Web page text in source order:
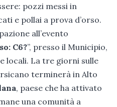
pozzi messi in
e pollai a prova d’orso.
all’evento
C6?”, presso il Municipio,
locali. La tre giorni sulle
terminerà in Alto
, paese che ha attivato
una comunità a